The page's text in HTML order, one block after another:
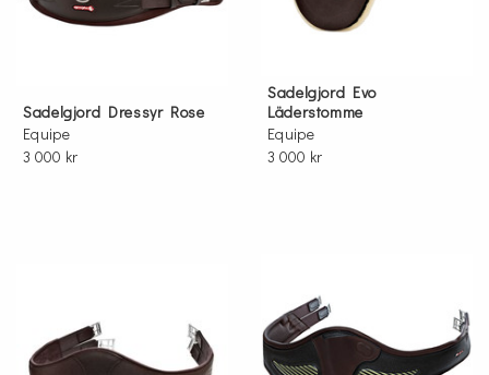
Sadelgjord Dressyr Rose
Equipe
3 000 kr
Sadelgjord Evo
Läderstomme
Equipe
3 000 kr